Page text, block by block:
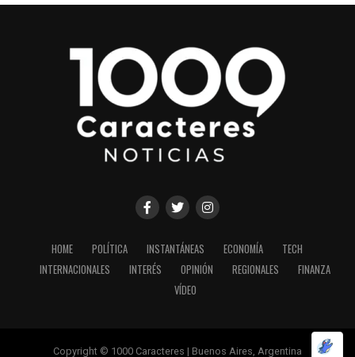
HOME POLÍTICA INSTANTÁNEAS ECONOMÍA
TECH
INTERNACIONALES
INTERÉS OPINIÓN REGIONALES
FINANZA
VÍDEO
Copyright © 1000 Caracteres | Buenos Aires, Argentina